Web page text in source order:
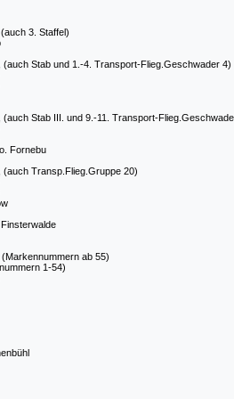
3. Staffel)
Stab und 1.-4. Transport-Flieg.Geschwader 4)
Stab III. und 9.-11. Transport-
Fornebu
(auch Transp.Flieg.Gruppe 20)
ab 55)
1-54)